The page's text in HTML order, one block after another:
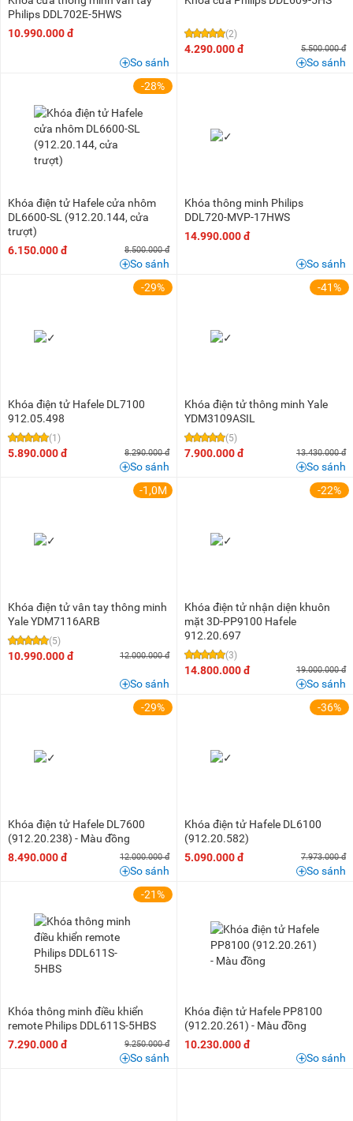
Philips DDL702E-5HWS
10.990.000 đ
So sánh
(2)
4.290.000 đ 5.500.000 đ
So sánh
-28%
Khóa điện tử Hafele cửa nhôm
DL6600-SL (912.20.144, cửa
trượt)
6.150.000 đ
8.500.000 đ
So sánh
Khóa thông minh Philips
DDL720-MVP-17HWS
14.990.000 đ
So sánh
-29%
Khóa điện tử Hafele DL7100
912.05.498
(1)
5.890.000 đ 8.290.000 đ
So sánh
-41%
Khóa điện tử thông minh Yale
YDM3109ASIL
(5)
7.900.000 đ 13.430.000 đ
So sánh
-1,0M
Khóa điện tử vân tay thông minh
Yale YDM7116ARB
(5)
10.990.000 đ 12.000.000 đ
So sánh
-22%
Khóa điện tử nhận diện khuôn
mặt 3D-PP9100 Hafele
912.20.697
(3)
14.800.000 đ 19.000.000 đ
So sánh
-29%
Khóa điện tử Hafele DL7600
(912.20.238) - Màu đồng
8.490.000 đ
12.000.000 đ
So sánh
-36%
Khóa điện tử Hafele DL6100
(912.20.582)
5.090.000 đ
7.973.000 đ
So sánh
-21%
Khóa thông minh điều khiển
remote Philips DDL611S-5HBS
7.290.000 đ
9.250.000 đ
So sánh
Khóa điện tử Hafele PP8100
(912.20.261) - Màu đồng
10.230.000 đ
So sánh